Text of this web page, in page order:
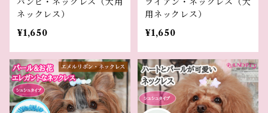
ネックレス）
¥1,650
用ネックレス）
¥1,650